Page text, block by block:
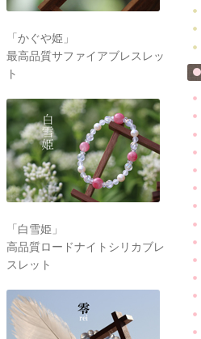
「かぐや姫」
最高品質サファイアブレスレッ
ト
「白雪姫」
高品質ロードナイトシリカブレ
スレット